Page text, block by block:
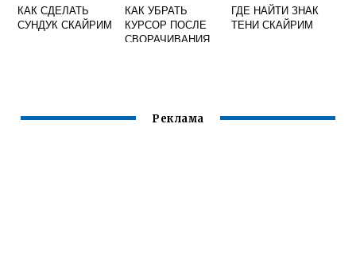
КАК СДЕЛАТЬ
СУНДУК СКАЙРИМ
КАК УБРАТЬ
КУРСОР ПОСЛЕ
СВОРАЧИВАНИЯ
ГДЕ НАЙТИ ЗНАК
ТЕНИ СКАЙРИМ
Реклама